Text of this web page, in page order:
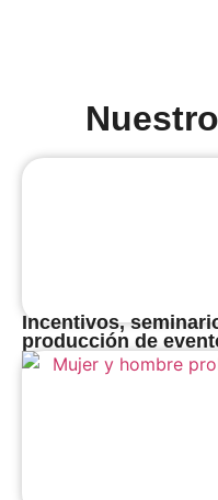
Incentivos,
producción de